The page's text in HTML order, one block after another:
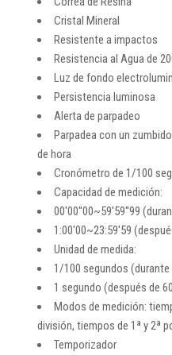
Cristal Mineral
Resistente a impactos
Resistencia al Agua de
Luz de fondo
Persistencia luminosa
Alerta de parpadeo
Parpadea con un
de hora
Cronómetro de 1/100
Capacidad de medición:
00'00''00~59'59''99
1:00'00~23:59'59
Unidad de medida:
1/100 segundos
1 segundo (después de
Modos de medición:
división, tiempos de 1ª y 2ª
Temporizador